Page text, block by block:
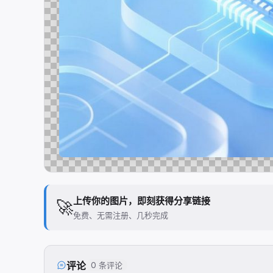
🚀 上传你的图片，即刻获得分享链接
免费、无需注册、几秒完成
评论 0 条评论